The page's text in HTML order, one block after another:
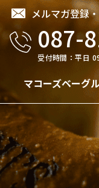
メルマガ登録
087-
受付時間：平日
マコーズベーグ